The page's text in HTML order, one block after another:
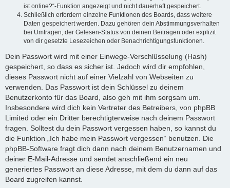
ist online?“-Funktion angezeigt und nicht dauerhaft gespeichert.
Schließlich erfordern einzelne Funktionen des Boards, dass weitere
Daten gespeichert werden. Dazu gehören dein Abstimmungsverhalten
bei Umfragen, der Gelesen-Status von deinen Beiträgen oder explizit
von dir gesetzte Lesezeichen oder Benachrichtigungsfunktionen.
Dein Passwort wird mit einer Einwege-Verschlüsselung (Hash)
gespeichert, so dass es sicher ist. Jedoch wird dir empfohlen,
dieses Passwort nicht auf einer Vielzahl von Webseiten zu
verwenden. Das Passwort ist dein Schlüssel zu deinem
Benutzerkonto für das Board, also geh mit ihm sorgsam um.
Insbesondere wird dich kein Vertreter des Betreibers, von phpBB
Limited oder ein Dritter berechtigterweise nach deinem Passwort
fragen. Solltest du dein Passwort vergessen haben, so kannst du
die Funktion „Ich habe mein Passwort vergessen“ benutzen. Die
phpBB-Software fragt dich dann nach deinem Benutzernamen und
deiner E-Mail-Adresse und sendet anschließend ein neu
generiertes Passwort an diese Adresse, mit dem du dann auf das
Board zugreifen kannst.